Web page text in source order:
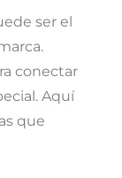
ser el
conectar
Aquí
que